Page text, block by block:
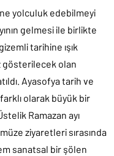
yolculuk edebilmeyi
gelmesi ile birlikte
tarihine ışık
gösterilecek olan
Ayasofya tarih ve
olarak büyük bir
Ramazan ayı
ziyaretleri sırasında
sanatsal bir şölen